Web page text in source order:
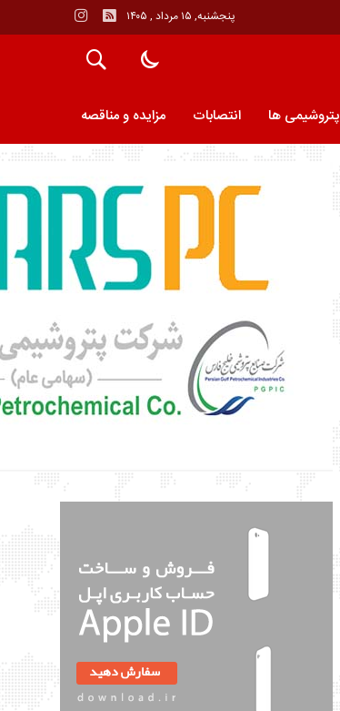
پنجشنبه, ۱۵ مرداد , ۱۴۰۵
پتروشيمى ها انتصابات مزایده و مناقصه